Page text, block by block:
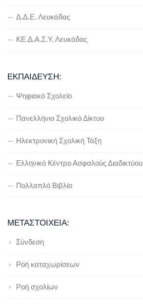
Δ.Δ.Ε. Λευκάδας
ΚΕ.Δ.Α.Σ.Υ. Λευκάδας
ΕΚΠΑΊΔΕΥΣΗ:
Ψηφιακό Σχολείο
Πανελλήνιο Σχολικό Δίκτυο
Ηλεκτρονική Σχολική Τάξη
Ελληνικό Κέντρο Ασφαλούς Διαδικτύου
Πολλαπλό Βιβλίο
ΜΕΤΑΣΤΟΙΧΕΊΑ:
Σύνδεση
Ροή καταχωρίσεων
Ροή σχολίων